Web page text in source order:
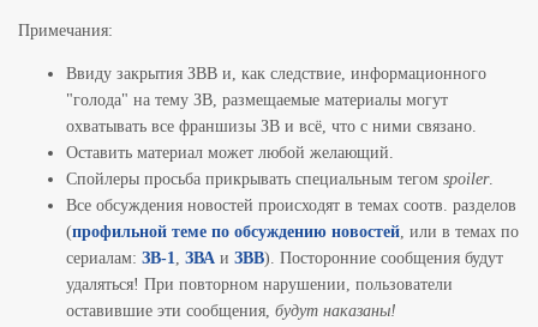
Примечания:
Ввиду закрытия ЗВВ и, как следствие, информационного
"голода" на тему ЗВ, размещаемые материалы могут
охватывать все франшизы ЗВ и всё, что с ними связано.
Оставить материал может любой желающий.
Спойлеры просьба прикрывать специальным тегом spoiler.
Все обсуждения новостей происходят в темах соотв. разделов
(профильной теме по обсуждению новостей, или в темах по
сериалам: ЗВ-1, ЗВА и ЗВВ). Посторонние сообщения будут
удаляться! При повторном нарушении, пользователи
оставившие эти сообщения, будут наказаны!